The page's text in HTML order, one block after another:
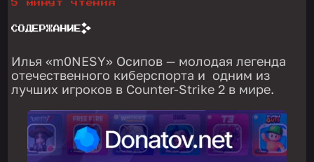
5 минут чтения
СОДЕРЖАНИЕ
Илья «m0NESY» Осипов — молодая легенда
отечественного киберспорта и одним из
лучших игроков в Counter-Strike 2 в мире.